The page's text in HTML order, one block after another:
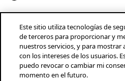
Marcas Tendam
Este sitio utiliza tecnologías de
de terceros para proporcionar y
nuestros servicios, y para mostrar
con los intereses de los usuarios.
puedo revocar o cambiar mi
momento en el futuro.